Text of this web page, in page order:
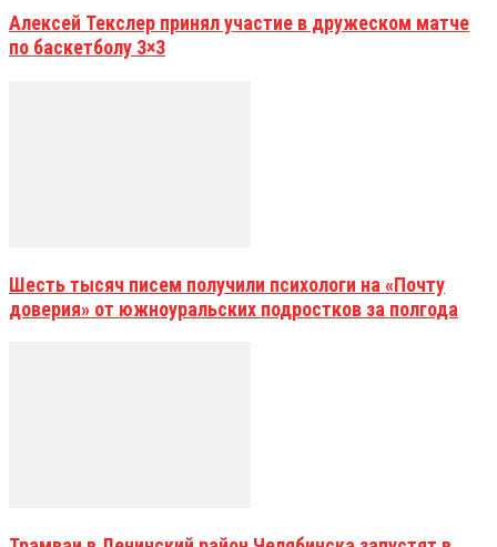
Алексей Текслер принял участие в дружеском матче
по баскетболу 3×3
Шесть тысяч писем получили психологи на «Почту
доверия» от южноуральских подростков за полгода